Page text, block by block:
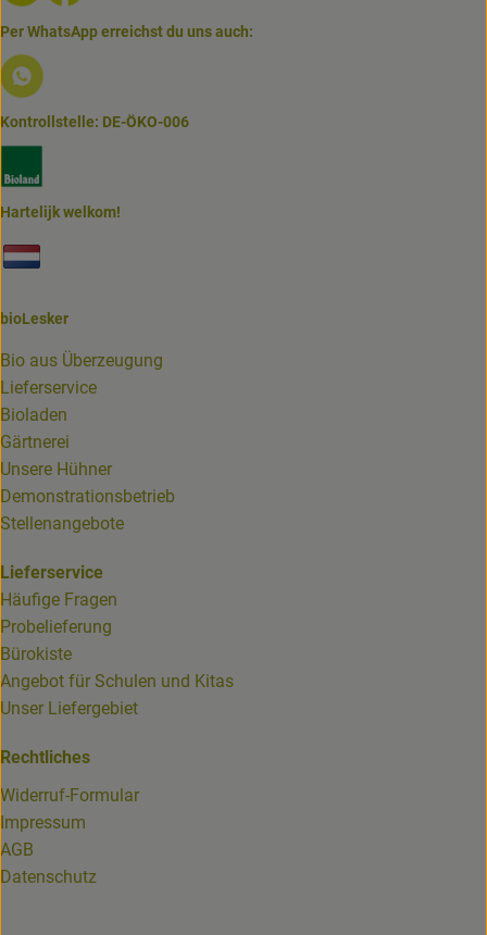
Per WhatsApp erreichst du uns auch:
Externer Link zu https://www.biolesker.de/lieferservice/
Kontrollstelle: DE-ÖKO-006
Hartelijk welkom!
bioLesker
Bio aus Überzeugung
Lieferservice
Bioladen
Gärtnerei
Unsere Hühner
Demonstrationsbetrieb
Stellenangebote
Lieferservice
Häufige Fragen
Probelieferung
Bürokiste
Angebot für Schulen und Kitas
Unser Liefergebiet
Rechtliches
Widerruf-Formular
Impressum
AGB
Datenschutz